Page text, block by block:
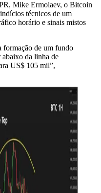
Mike Ermolaev, o Bitcoin
técnicos de um
horário e sinais mistos
formação de um fundo
da linha de
US$ 105 mil”,